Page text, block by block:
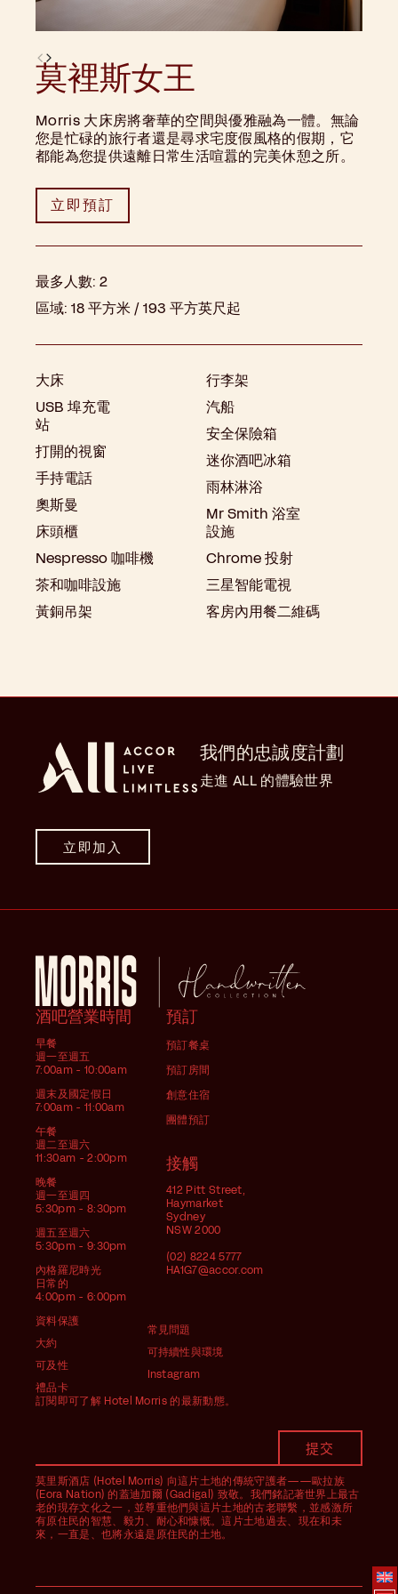
莫裡斯女王
Morris 大床房將奢華的空間與優雅融為一體。無論
您是忙碌的旅行者還是尋求宅度假風格的假期，它
都能為您提供遠離日常生活喧囂的完美休憩之所。
立即預訂
最多人數: 2
區域: 18 平方米 / 193 平方英尺起
大床
USB 埠充電
站
打開的視窗
手持電話
奧斯曼
床頭櫃
Nespresso 咖啡機
茶和咖啡設施
黃銅吊架
行李架
汽船
安全保險箱
迷你酒吧冰箱
雨林淋浴
Mr Smith 浴室
設施
Chrome 投射
三星智能電視
客房內用餐二維碼
我們的忠誠度計劃
走進 ALL 的體驗世界
立即加入
酒吧營業時間
早餐
週一至週五
7:00am - 10:00am
週末及國定假日
7:00am - 11:00am
午餐
週二至週六
11:30am - 2:00pm
晚餐
週一至週四
5:30pm - 8:30pm
週五至週六
5:30pm - 9:30pm
內格羅尼時光
日常的
4:00pm - 6:00pm
預訂
預訂餐桌
預訂房間
創意住宿
團體預訂
接觸
412 Pitt Street,
Haymarket
Sydney
NSW 2000
(02) 8224 5777
HA1G7@accor.com
資料保護
大約
可及性
禮品卡
常見問題
可持續性與環境
Instagram
訂閱即可了解 Hotel Morris 的最新動態。
莫里斯酒店 (Hotel Morris) 向這片土地的傳統守護者——歐拉族
(Eora Nation) 的蓋迪加爾 (Gadigal) 致敬。我們銘記著世界上最古
老的現存文化之一，並尊重他們與這片土地的古老聯繫，並感激所
有原住民的智慧、毅力、耐心和慷慨。這片土地過去、現在和未
來，一直是、也將永遠是原住民的土地。